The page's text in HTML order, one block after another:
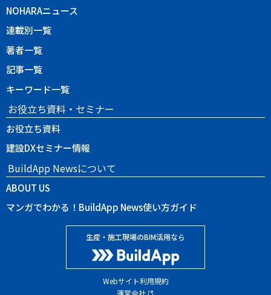
NOHARAニュース
連載別一覧
著者一覧
記事一覧
キーワード一覧
お役立ち資料・セミナー
お役立ち資料
建設DXセミナー情報
BuildApp Newsについて
ABOUT US
マンガでわかる！BuildApp News使い方ガイド
生産・施工現場のBIM活用なら
Webサイト利用規約